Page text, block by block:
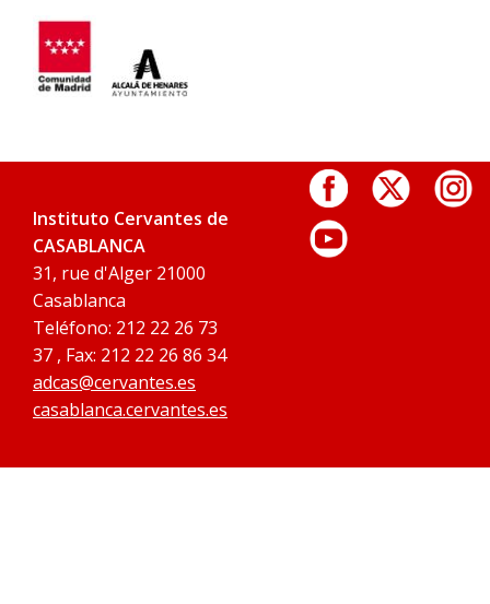
Instituto Cervantes de
CASABLANCA
31, rue d'Alger 21000
Casablanca
Teléfono: 212 22 26 73
37 , Fax: 212 22 26 86 34
adcas@cervantes.es
casablanca.cervantes.es